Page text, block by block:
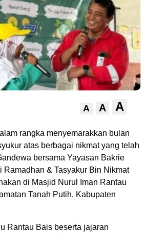
A A A
rangka menyemarakkan bulan
atas berbagai nikmat yang telah
bersama Yayasan Bakrie
& Tasyakur Bin Nikmat
di Masjid Nurul Iman Rantau
Tanah Putih, Kabupaten
Rantau Bais beserta jajaran